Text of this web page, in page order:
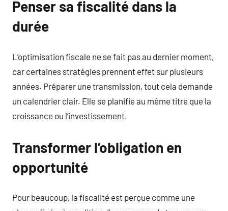
Penser sa fiscalité dans la
durée
L’optimisation fiscale ne se fait pas au dernier moment,
car certaines stratégies prennent effet sur plusieurs
années. Préparer une transmission, tout cela demande
un calendrier clair. Elle se planifie au même titre que la
croissance ou l’investissement.
Transformer l’obligation en
opportunité
Pour beaucoup, la fiscalité est perçue comme une